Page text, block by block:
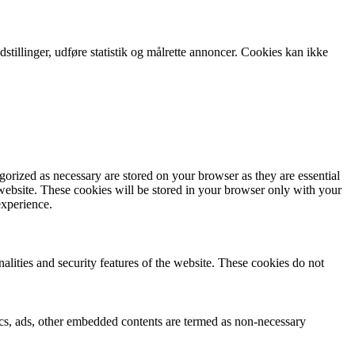
udføre statistik og målrette annoncer. Cookies kan ikke
as necessary are stored on your browser as they are essential
These cookies will be stored in your browser only with your
and security features of the website. These cookies do not
other embedded contents are termed as non-necessary